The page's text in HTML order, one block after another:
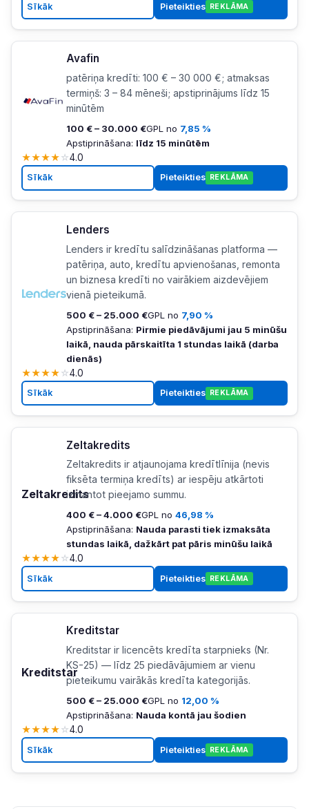
Sīkāk Pieteikties REKLĀMA
Avafin
patēriņa kredīti: 100 € – 30 000 €; atmaksas
termiņš: 3 – 84 mēneši; apstiprinājums līdz 15
minūtēm
100 € – 30.000 €GPL no 7,85 %
Apstiprināšana: līdz 15 minūtēm
★★★★☆4.0
Sīkāk Pieteikties REKLĀMA
Lenders
Lenders ir kredītu salīdzināšanas platforma —
patēriņa, auto, kredītu apvienošanas, remonta
un biznesa kredīti no vairākiem aizdevējiem
vienā pieteikumā.
500 € – 25.000 €GPL no 7,90 %
Apstiprināšana: Pirmie piedāvājumi jau 5 minūšu
laikā, nauda pārskaitīta 1 stundas laikā (darba
dienās)
★★★★☆4.0
Sīkāk Pieteikties REKLĀMA
Zeltakredits
Zeltakredits
Zeltakredits ir atjaunojama kredītlīnija (nevis
fiksēta termiņa kredīts) ar iespēju atkārtoti
izmantot pieejamo summu.
400 € – 4.000 €GPL no 46,98 %
Apstiprināšana: Nauda parasti tiek izmaksāta
stundas laikā, dažkārt pat pāris minūšu laikā
★★★★☆4.0
Sīkāk Pieteikties REKLĀMA
Kreditstar
Kreditstar
Kreditstar ir licencēts kredīta starpnieks (Nr.
KS-25) — līdz 25 piedāvājumiem ar vienu
pieteikumu vairākās kredīta kategorijās.
500 € – 25.000 €GPL no 12,00 %
Apstiprināšana: Nauda kontā jau šodien
★★★★☆4.0
Sīkāk Pieteikties REKLĀMA